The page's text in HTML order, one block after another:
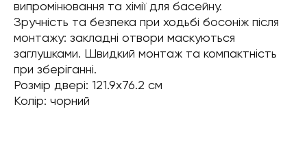
випромінювання та хімії для басейну.
Зручність та безпека при ходьбі босоніж після
монтажу: закладні отвори маскуються
заглушками. Швидкий монтаж та компактність
при зберіганні.
Розмір двері: 121.9х76.2 см
Колір: чорний